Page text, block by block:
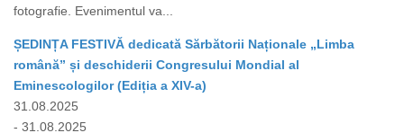
fotografie. Evenimentul va...
ȘEDINȚA FESTIVĂ dedicată Sărbătorii Naționale „Limba
română” și deschiderii Congresului Mondial al
Eminescologilor (Ediția a XIV-a)
31.08.2025
- 31.08.2025